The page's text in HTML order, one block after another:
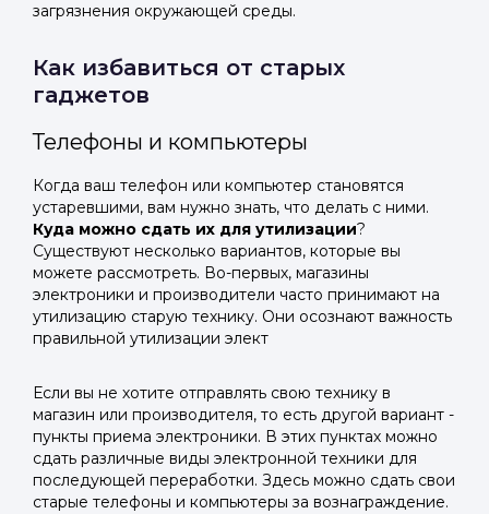
загрязнения окружающей среды.
Как избавиться от старых
гаджетов
Телефоны и компьютеры
Когда ваш телефон или компьютер становятся
устаревшими, вам нужно знать, что делать с ними.
Куда можно сдать их для утилизации?
Существуют несколько вариантов, которые вы
можете рассмотреть. Во-первых, магазины
электроники и производители часто принимают на
утилизацию старую технику. Они осознают важность
правильной утилизации элект
Если вы не хотите отправлять свою технику в
магазин или производителя, то есть другой вариант -
пункты приема электроники. В этих пунктах можно
сдать различные виды электронной техники для
последующей переработки. Здесь можно сдать свои
старые телефоны и компьютеры за вознаграждение.